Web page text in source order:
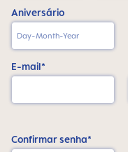
Aniversário
E-mail*
Confirmar senha*